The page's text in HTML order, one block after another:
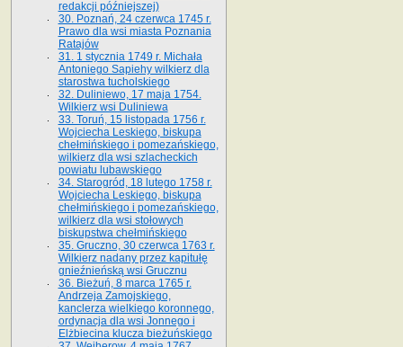
redakcji późniejszej)
30. Poznań, 24 czerwca 1745 r.
Prawo dla wsi miasta Poznania
Ratajów
31. 1 stycznia 1749 r. Michała
Antoniego Sapiehy wilkierz dla
starostwa tucholskiego
32. Duliniewo, 17 maja 1754.
Wilkierz wsi Duliniewa
33. Toruń, 15 listopada 1756 r.
Wojciecha Leskiego, biskupa
chełmińskiego i pomezańskiego,
wilkierz dla wsi szlacheckich
powiatu lubawskiego
34. Starogród, 18 lutego 1758 r.
Wojciecha Leskiego, biskupa
chełmińskiego i pomezańskiego,
wilkierz dla wsi stołowych
biskupstwa chełmińskiego
35. Gruczno, 30 czerwca 1763 r.
Wilkierz nadany przez kapitułę
gnieźnieńską wsi Grucznu
36. Bieżuń, 8 marca 1765 r.
Andrzeja Zamojskiego,
kanclerza wielkiego koronnego,
ordynacja dla wsi Jonnego i
Elżbiecina klucza bieżuńskiego